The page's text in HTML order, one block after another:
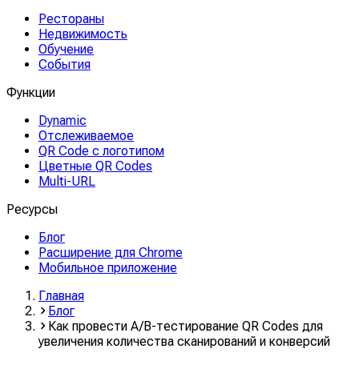
Рестораны
Недвижимость
Обучение
События
Функции
Dynamic
Отслеживаемое
QR Code с логотипом
Цветные QR Codes
Multi-URL
Ресурсы
Блог
Расширение для Chrome
Мобильное приложение
Главная
Блог
Как провести A/B-тестирование QR Codes для
увеличения количества сканирований и конверсий